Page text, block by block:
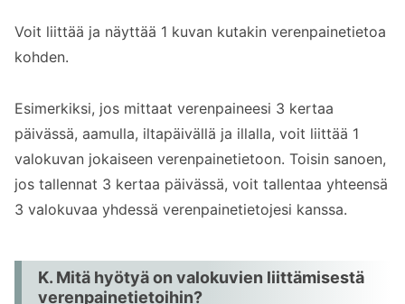
Voit liittää ja näyttää 1 kuvan kutakin verenpainetietoa
kohden.
Esimerkiksi, jos mittaat verenpaineesi 3 kertaa
päivässä, aamulla, iltapäivällä ja illalla, voit liittää 1
valokuvan jokaiseen verenpainetietoon. Toisin sanoen,
jos tallennat 3 kertaa päivässä, voit tallentaa yhteensä
3 valokuvaa yhdessä verenpainetietojesi kanssa.
K. Mitä hyötyä on valokuvien liittämisestä
verenpainetietoihin?